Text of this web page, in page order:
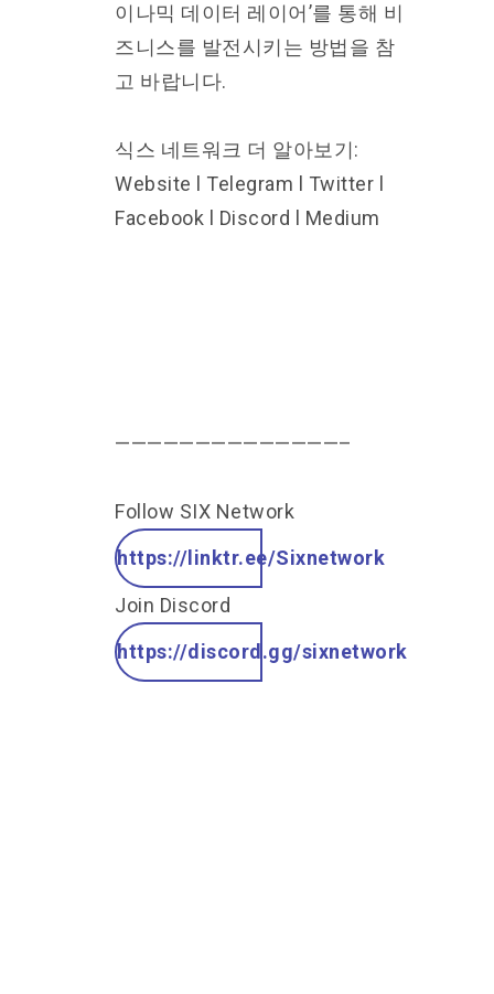
이나믹 데이터 레이어’를 통해 비
즈니스를 발전시키는 방법을 참
고 바랍니다.
식스 네트워크 더 알아보기:
Website l Telegram l Twitter l
Facebook l Discord l Medium
——————————————–
Follow SIX Network
https://linktr.ee/Sixnetwork
Join Discord
https://discord.gg/sixnetwork